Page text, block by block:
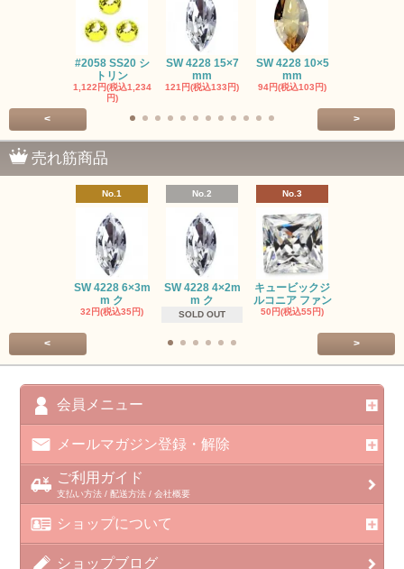
#2058 SS20 シ
トリン
1,122円(税込1,234
円)
SW 4228 15×7
mm
121円(税込133円)
SW 4228 10×5
mm
94円(税込103円)
< >
売れ筋商品
No.1
SW 4228 6×3m
m ク
32円(税込35円)
No.2
SW 4228 4×2m
m ク
SOLD OUT
No.3
キュービックジ
ルコニア ファン
50円(税込55円)
< >
会員メニュー
メールマガジン登録・解除
ご利用ガイド
支払い方法 / 配送方法 / 会社概要
ショップについて
ショップブログ